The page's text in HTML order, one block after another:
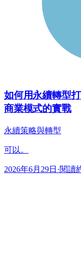
如何用永續轉型
商業模式的實戰
永續策略與轉型
可以。
2026年6月29日 ·閱讀